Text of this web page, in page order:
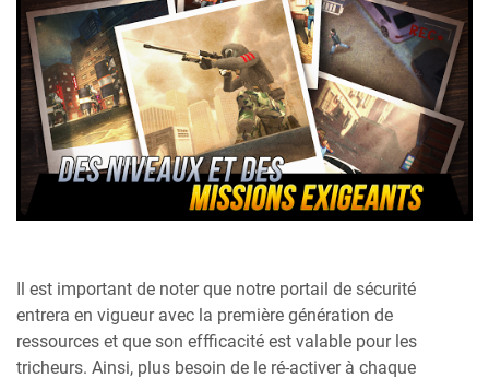
Il est important de noter que notre portail de sécurité
entrera en vigueur avec la première génération de
ressources et que son effficacité est valable pour les
tricheurs. Ainsi, plus besoin de le ré-activer à chaque